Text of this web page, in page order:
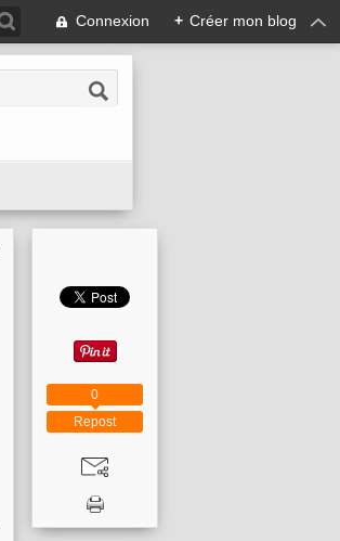
Connexion + Créer mon blog
Repost
0